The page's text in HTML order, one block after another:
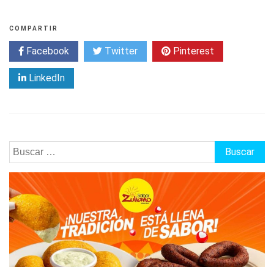
COMPARTIR
Facebook Twitter Pinterest
LinkedIn
Buscar: